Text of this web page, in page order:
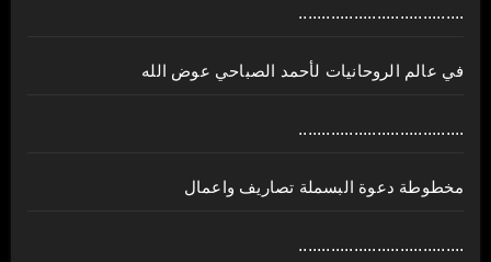
....................................
في عالم الروحانيات لأحمد الصباحي عوض الله
....................................
مخطوطة دعوة البسملة تصاريف واعمال
....................................